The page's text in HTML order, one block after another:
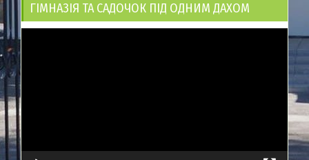
ГІМНАЗІЯ ТА САДОЧОК ПІД ОДНИМ ДАХОМ